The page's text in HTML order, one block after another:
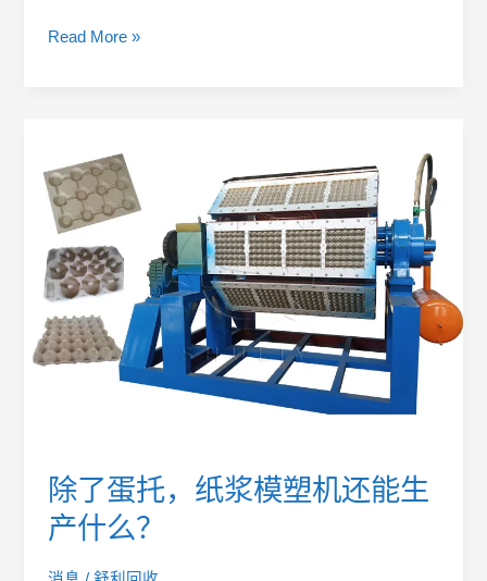
Read More »
除了蛋托，纸浆模塑机还能生
产什么？
蛋
托，
纸
浆
模
塑
机
还
么？